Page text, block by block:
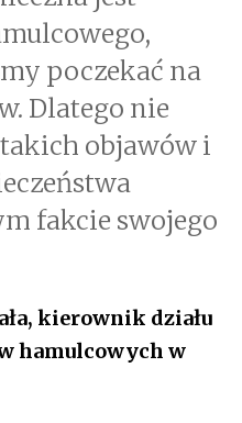
poczekać na
Dlatego nie
objawów i
fakcie swojego
kierownik działu
hamulcowych w